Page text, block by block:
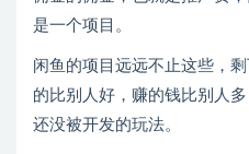
是一个项目。
闲鱼的项目远远不止这些，
的比别人好，赚的钱比别人
还没被开发的玩法。